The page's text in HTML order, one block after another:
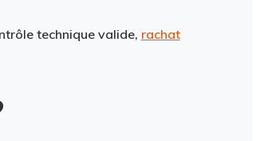
technique valide, rachat